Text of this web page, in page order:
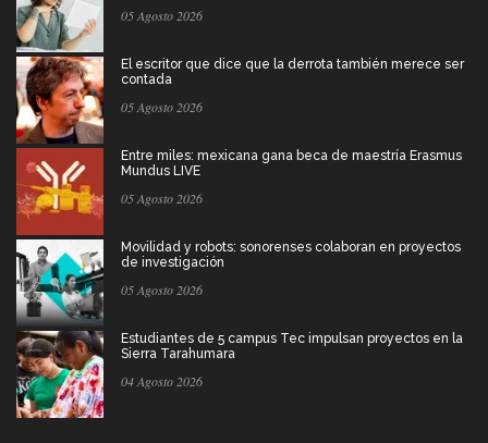
05 Agosto 2026
El escritor que dice que la derrota también merece ser
contada
05 Agosto 2026
Entre miles: mexicana gana beca de maestría Erasmus
Mundus LIVE
05 Agosto 2026
Movilidad y robots: sonorenses colaboran en proyectos
de investigación
05 Agosto 2026
Estudiantes de 5 campus Tec impulsan proyectos en la
Sierra Tarahumara
04 Agosto 2026